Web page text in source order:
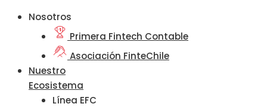
Nosotros
Primera Fintech Contable
Asociación FinteChile
Nuestro
Ecosistema
Línea EFC